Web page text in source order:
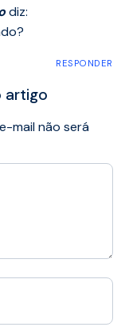
diz:
RESPONDER
artigo
mail não será